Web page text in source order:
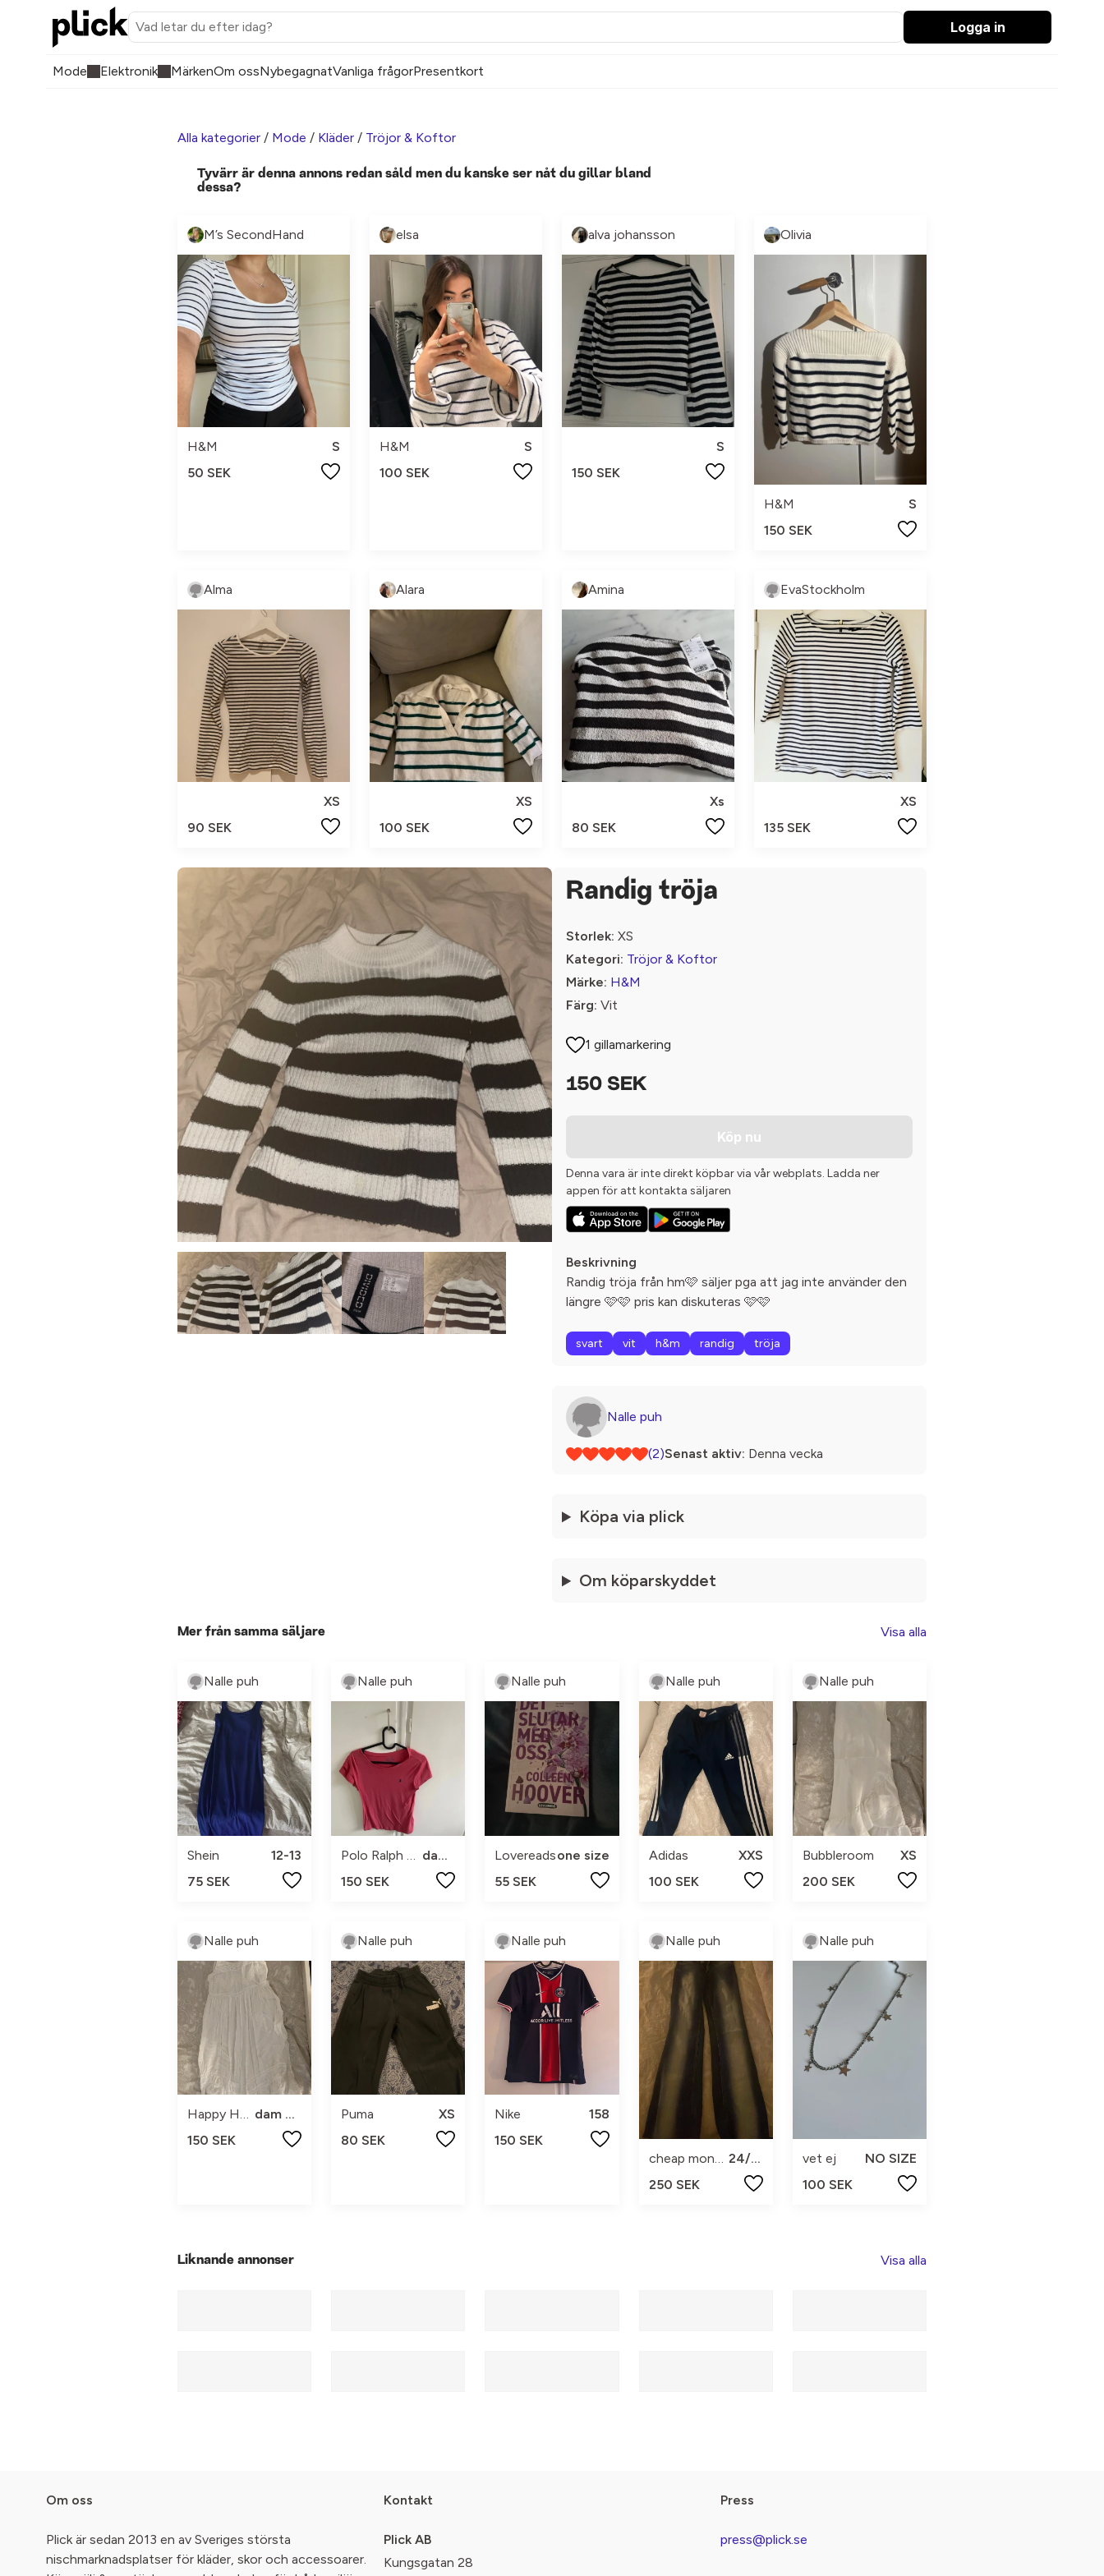
Logga in
Mode Elektronik MärkenOm ossNybegagnatVanliga frågorPresentkort
Alla kategorier / Mode / Kläder / Tröjor & Koftor
Tyvärr är denna annons redan såld men du kanske ser nåt du gillar bland
dessa?
M’s SecondHand
H&M
S
50 SEK
elsa
H&M
S
100 SEK
alva johansson
S
150 SEK
Olivia
H&M
S
150 SEK
Alma
XS
90 SEK
Alara
XS
100 SEK
Amina
Xs
80 SEK
EvaStockholm
XS
135 SEK
Randig tröja
Storlek: XS
Kategori: Tröjor & Koftor
Märke: H&M
Färg: Vit
1 gillamarkering
150 SEK
Köp nu
Denna vara är inte direkt köpbar via vår webplats. Ladda ner
appen för att kontakta säljaren
Beskrivning
Randig tröja från hm🩷 säljer pga att jag inte använder den
längre 🩷🩷 pris kan diskuteras 🩷🩷
svart vit h&m randig tröja
Nalle puh
(2)Senast aktiv: Denna vecka
Köpa via plick
Om köparskyddet
Mer från samma säljare Visa alla
Nalle puh
Shein
12-13
75 SEK
Nalle puh
dam xs
150 SEK
Nalle puh
Lovereadsone size
55 SEK
Nalle puh
Adidas
XXS
100 SEK
Nalle puh
Bubbleroom
XS
200 SEK
Nalle puh
dam xxs
150 SEK
Nalle puh
Puma
XS
80 SEK
Nalle puh
Nike
158
150 SEK
Nalle puh
cheap monday
24/32
250 SEK
Nalle puh
vet ej
NO SIZE
100 SEK
Liknande annonser Visa alla
Om oss
Plick är sedan 2013 en av Sveriges största
nischmarknadsplatser för kläder, skor och accessoarer.
Kontakt
Plick AB
Kungsgatan 28
Press
press@plick.se